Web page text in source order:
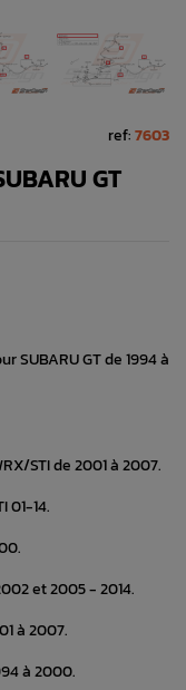
ref:7603
GT
GT de 1994 à
STI de 2001 à 2007.
01-14.
et 2005 - 2014.
à 2007.
à 2000.